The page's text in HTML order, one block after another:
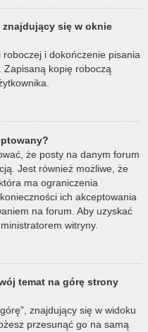
znajdujący się w oknie
i dokończenie pisania
Zapisaną kopię roboczą
że posty na danym forum
Jest również możliwe, że
ma ograniczenia
ich akceptowania
na forum. Aby uzyskać
witryny.
temat na górę strony
znajdujący się w widoku
przesunąć go na samą